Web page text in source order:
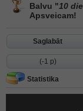
Balvu "10
Apsveicam!
Saglabāt
(-1 p)
Statistika